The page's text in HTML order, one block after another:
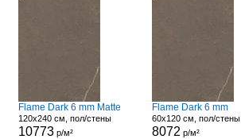
Flame Dark 6 mm Matte
120x240 см, пол/стены
10773 р/м²
Flame Dark 6 mm
60x120 см, пол/стены
8072 р/м²